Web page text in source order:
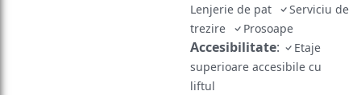
Lenjerie de pat
Serviciu de
trezire
Prosoape
Accesibilitate:
Etaje
superioare accesibile cu
liftul